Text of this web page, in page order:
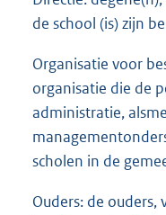
de school (is) zijn
Organisatie voor
organisatie die de
administratie,
scholen in de
Ouders: de ouders,